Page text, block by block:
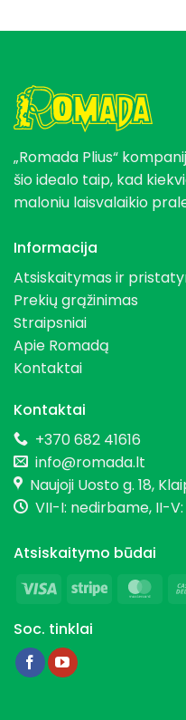
„Romada Plius“
šio idealo taip, kad
maloniu laisvalaikio
Informacija
Atsiskaitymas ir
Prekių grąžinimas
Straipsniai
Apie Romadą
Kontaktai
Kontaktai
+370 682 41616
info@romada.lt
Naujoji Uosto g. 18,
VII-I: nedirbame, II-V:
Atsiskaitymo būdai
Visa
Stripe
Soc. tinklai